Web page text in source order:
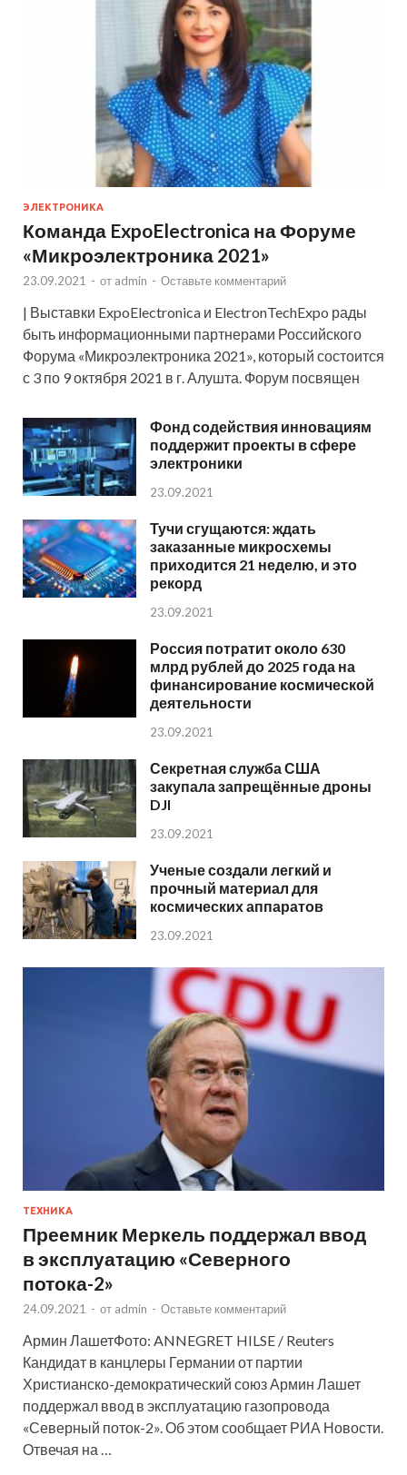
ЭЛЕКТРОНИКА
Команда ExpoElectronica на Форуме
«Микроэлектроника 2021»
23.09.2021 - от admin - Оставьте комментарий
| Выставки ExpoElectronica и ElectronTechExpo рады
быть информационными партнерами Российского
Форума «Микроэлектроника 2021», который состоится
с 3 по 9 октября 2021 в г. Алушта. Форум посвящен
Фонд содействия инновациям
поддержит проекты в сфере
электроники
23.09.2021
Тучи сгущаются: ждать
заказанные микросхемы
приходится 21 неделю, и это
рекорд
23.09.2021
Россия потратит около 630
млрд рублей до 2025 года на
финансирование космической
деятельности
23.09.2021
Секретная служба США
закупала запрещённые дроны
DJI
23.09.2021
Ученые создали легкий и
прочный материал для
космических аппаратов
23.09.2021
ТЕХНИКА
Преемник Меркель поддержал ввод
в эксплуатацию «Северного
потока-2»
24.09.2021 - от admin - Оставьте комментарий
Армин ЛашетФото: ANNEGRET HILSE / Reuters
Кандидат в канцлеры Германии от партии
Христианско-демократический союз Армин Лашет
поддержал ввод в эксплуатацию газопровода
«Северный поток-2». Об этом сообщает РИА Новости.
Отвечая на …